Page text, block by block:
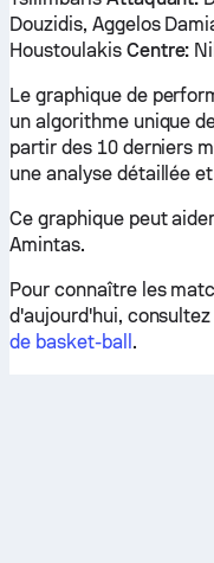
Douzidis, Aggelos
Houstoulakis Centre:
Le graphique de
un algorithme unique
partir des 10 derniers
une analyse détaillée
Ce graphique peut
Amintas.
Pour connaître les
d'aujourd'hui,
de basket-ball .